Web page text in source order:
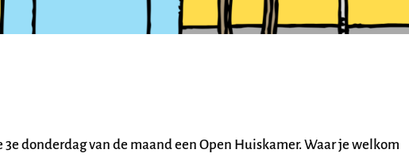
donderdag van de maand een Open Huiskamer. Waar je welkom